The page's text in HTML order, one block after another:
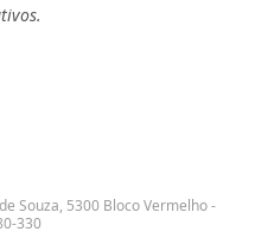
Souza, 5300 Bloco Vermelho -
330